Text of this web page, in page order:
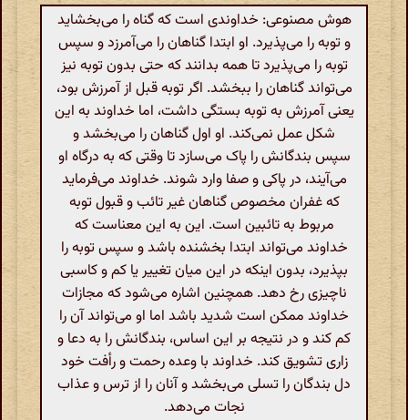
هوش مصنوعی: خداوندی است که گناه را می‌بخشاید
و توبه را می‌پذیرد. او ابتدا گناهان را می‌آمرزد و سپس
توبه را می‌پذیرد تا همه بدانند که حتی بدون توبه نیز
می‌تواند گناهان را ببخشد. اگر توبه قبل از آمرزش بود،
یعنی آمرزش به توبه بستگی داشت، اما خداوند به این
شکل عمل نمی‌کند. او اول گناهان را می‌بخشد و
سپس بندگانش را پاک می‌سازد تا وقتی که به درگاه او
می‌آیند، در پاکی و صفا وارد شوند. خداوند می‌فرماید
که غفران مخصوص گناهان غیر تائب و قبول توبه
مربوط به تائبین است. این به این معناست که
خداوند می‌تواند ابتدا بخشنده باشد و سپس توبه را
بپذیرد، بدون اینکه در این میان تغییر یا کم و کاسبی
ناچیزی رخ دهد. همچنین اشاره می‌شود که مجازات
خداوند ممکن است شدید باشد اما او می‌تواند آن را
کم کند و در نتیجه بر این اساس، بندگانش را به دعا و
زاری تشویق کند. خداوند با وعده رحمت و رأفت خود
دل بندگان را تسلی می‌بخشد و آنان را از ترس و عذاب
نجات می‌دهد.